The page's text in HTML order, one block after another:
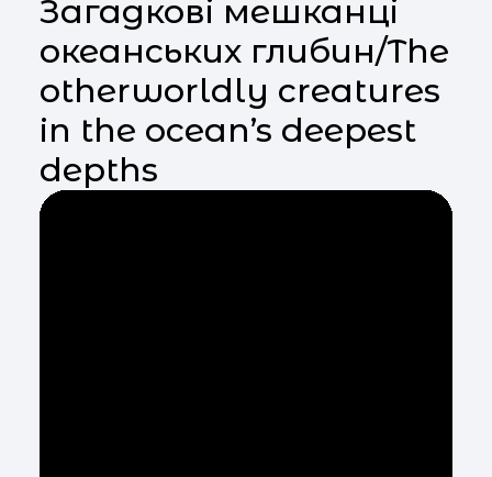
Загадкові мешканці
океанських глибин/The
otherworldly creatures
in the ocean’s deepest
depths